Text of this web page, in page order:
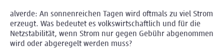
alverde: An sonnenreichen Tagen wird oftmals zu viel Strom
erzeugt. Was bedeutet es volkswirtschaftlich und für die
Netzstabilität, wenn Strom nur gegen Gebühr abgenommen
wird oder abgeregelt werden muss?